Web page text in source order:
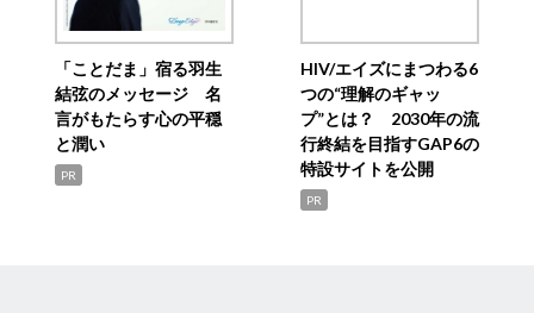
「ことだま」宿る羽生
結弦のメッセージ 名
言がもたらす心の平穏
と潤い
PR
HIV/エイズにまつわる6
つの“理解のギャッ
プ”とは？ 2030年の流
行終結を目指すGAP6の
特設サイトを公開
PR